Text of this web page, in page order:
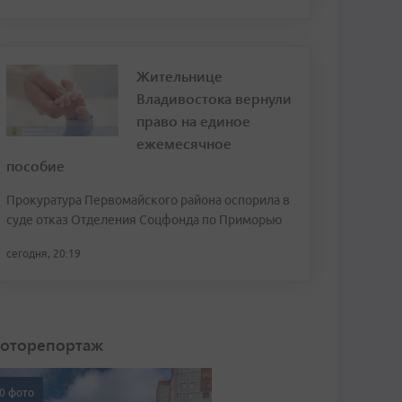
Жительнице
Владивостока вернули
право на единое
ежемесячное
пособие
Прокуратура Первомайского района оспорила в
суде отказ Отделения Соцфонда по Приморью
сегодня, 20:19
фото